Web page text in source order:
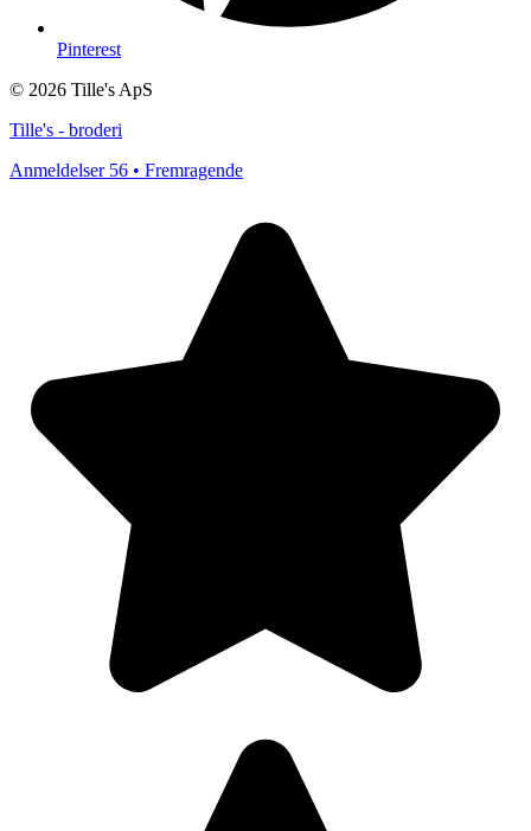
Pinterest
© 2026 Tille's ApS
Tille's - broderi
Anmeldelser 56 • Fremragende